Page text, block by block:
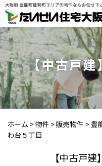
【中古戸建
ホーム >物件 > 販売物件 > 豊
わ台５丁目
【中古戸